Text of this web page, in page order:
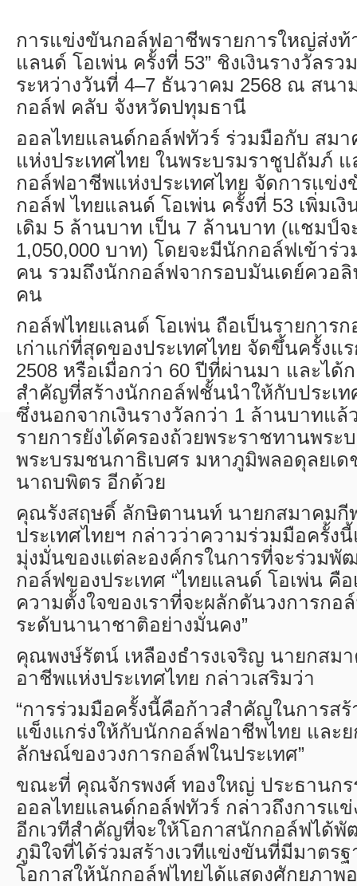
การแข่งขันกอล์ฟอาชีพรายการใหญ่ส่งท้
แลนด์ โอเพ่น ครั้งที่ 53” ชิงเงินรางวัลร
ระหว่างวันที่ 4–7 ธันวาคม 2568 ณ สนาม
กอล์ฟ คลับ จังหวัดปทุมธานี
ออลไทยแลนด์กอล์ฟทัวร์ ร่วมมือกับ สม
แห่งประเทศไทย ในพระบรมราชูปถัมภ์
กอล์ฟอาชีพแห่งประเทศไทย จัดการแข่ง
กอล์ฟ ไทยแลนด์ โอเพ่น ครั้งที่ 53 เพิ่มเงิ
เดิม 5 ล้านบาท เป็น 7 ล้านบาท (แชมป์จ
1,050,000 บาท) โดยจะมีนักกอล์ฟเข้าร่
คน รวมถึงนักกอล์ฟจากรอบมันเดย์ควอ
คน
กอล์ฟไทยแลนด์ โอเพ่น ถือเป็นรายการ
เก่าแก่ที่สุดของประเทศไทย จัดขึ้นครั้งแ
2508 หรือเมื่อกว่า 60 ปีที่ผ่านมา และได้
สำคัญที่สร้างนักกอล์ฟชั้นนำให้กับประเท
ซึ่งนอกจากเงินรางวัลกว่า 1 ล้านบาทแ
รายการยังได้ครองถ้วยพระราชทานพระ
พระบรมชนกาธิเบศร มหาภูมิพลอดุลยเ
นาถบพิตร อีกด้วย
คุณรังสฤษดิ์ ลักษิตานนท์ นายกสมาคมกี
ประเทศไทยฯ กล่าวว่าความร่วมมือครั้ง
มุ่งมั่นของแต่ละองค์กรในการที่จะร่วมพั
กอล์ฟของประเทศ “ไทยแลนด์ โอเพ่น คื
ความตั้งใจของเราที่จะผลักดันวงการกอ
ระดับนานาชาติอย่างมั่นคง”
คุณพงษ์รัตน์ เหลืองธำรงเจริญ นายกสม
อาชีพแห่งประเทศไทย กล่าวเสริมว่า
“การร่วมมือครั้งนี้คือก้าวสำคัญในการสร้
แข็งแกร่งให้กับนักกอล์ฟอาชีพไทย และ
ลักษณ์ของวงการกอล์ฟในประเทศ”
ขณะที่ คุณจักรพงศ์ ทองใหญ่ ประธานกร
ออลไทยแลนด์กอล์ฟทัวร์ กล่าวถึงการแ
อีกเวทีสำคัญที่จะให้โอกาสนักกอล์ฟได้พั
ภูมิใจที่ได้ร่วมสร้างเวทีแข่งขันที่มีมาตร
โอกาสให้นักกอล์ฟไทยได้แสดงศักยภาพ